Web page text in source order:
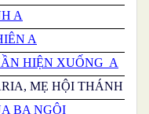
A
A
HIỆN XUỐNG A
MẸ HỘI THÁNH
BA NGÔI